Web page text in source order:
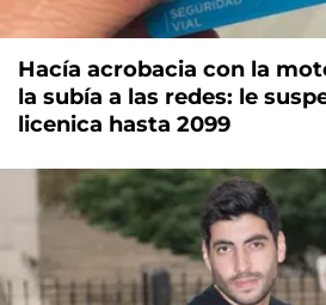
Hacía acrobacia con la
la subía a las redes: le
licenica hasta 2099